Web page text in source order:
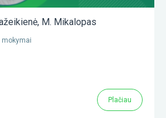
, M. Mikalopas
mokymai
Plačiau